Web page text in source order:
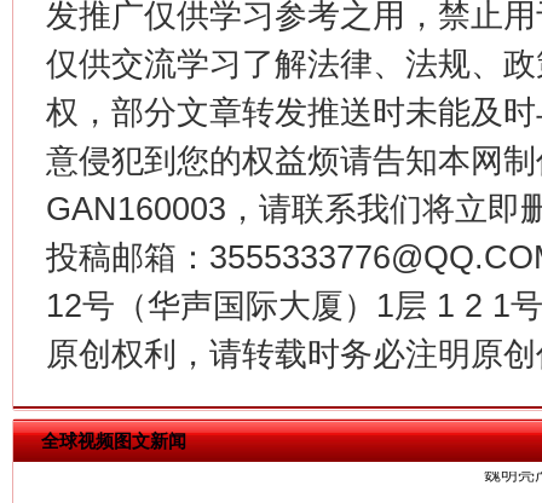
发推广仅供学习参考之用，禁止
仅供交流学习了解法律、法规、
权，部分文章转发推送时未能及
意侵犯到您的权益烦请告知本网
GAN160003，请联系我们将立即
投稿邮箱：
12号（华声国际大厦）1层 1 2 1
原创权利，请转载时务必注明原
全球视频图文新闻
习近平的博鳌关键词
魏明